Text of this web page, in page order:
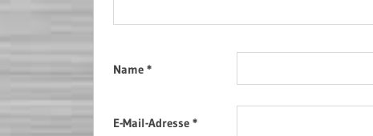
Name *
E-Mail-Adresse *